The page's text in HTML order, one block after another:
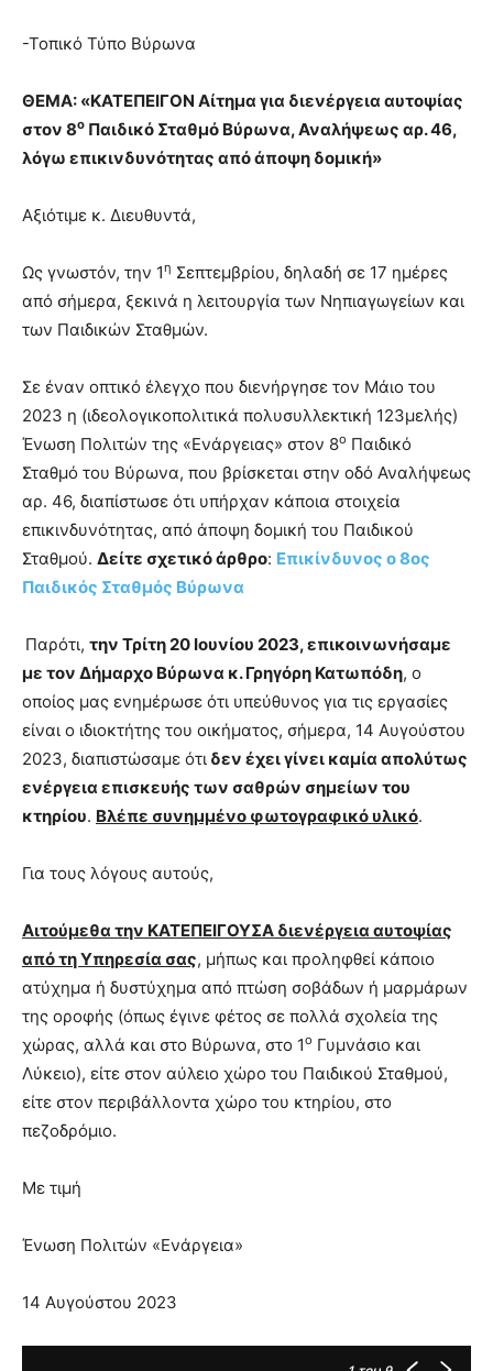
-Τοπικό Τύπο Βύρωνα
ΘΕΜΑ: «ΚΑΤΕΠΕΙΓΟΝ Αίτημα για διενέργεια αυτοψίας
στον 8ο Παιδικό Σταθμό Βύρωνα, Αναλήψεως αρ. 46,
λόγω επικινδυνότητας από άποψη δομική»
Αξιότιμε κ. Διευθυντά,
Ως γνωστόν, την 1η Σεπτεμβρίου, δηλαδή σε 17 ημέρες
από σήμερα, ξεκινά η λειτουργία των Νηπιαγωγείων και
των Παιδικών Σταθμών.
Σε έναν οπτικό έλεγχο που διενήργησε τον Μάιο του
2023 η (ιδεολογικοπολιτικά πολυσυλλεκτική 123μελής)
Ένωση Πολιτών της «Ενάργειας» στον 8ο Παιδικό
Σταθμό του Βύρωνα, που βρίσκεται στην οδό Αναλήψεως
αρ. 46, διαπίστωσε ότι υπήρχαν κάποια στοιχεία
επικινδυνότητας, από άποψη δομική του Παιδικού
Σταθμού. Δείτε σχετικό άρθρο: Επικίνδυνος ο 8ος
Παιδικός Σταθμός Βύρωνα
Παρότι, την Τρίτη 20 Ιουνίου 2023, επικοινωνήσαμε
με τον Δήμαρχο Βύρωνα κ. Γρηγόρη Κατωπόδη, ο
οποίος μας ενημέρωσε ότι υπεύθυνος για τις εργασίες
είναι ο ιδιοκτήτης του οικήματος, σήμερα, 14 Αυγούστου
2023, διαπιστώσαμε ότι δεν έχει γίνει καμία απολύτως
ενέργεια επισκευής των σαθρών σημείων του
κτηρίου. Βλέπε συνημμένο φωτογραφικό υλικό.
Για τους λόγους αυτούς,
Αιτούμεθα την ΚΑΤΕΠΕΙΓΟΥΣΑ διενέργεια αυτοψίας
από τη Υπηρεσία σας, μήπως και προληφθεί κάποιο
ατύχημα ή δυστύχημα από πτώση σοβάδων ή μαρμάρων
της οροφής (όπως έγινε φέτος σε πολλά σχολεία της
χώρας, αλλά και στο Βύρωνα, στο 1ο Γυμνάσιο και
Λύκειο), είτε στον αύλειο χώρο του Παιδικού Σταθμού,
είτε στον περιβάλλοντα χώρο του κτηρίου, στο
πεζοδρόμιο.
Με τιμή
Ένωση Πολιτών «Ενάργεια»
14 Αυγούστου 2023